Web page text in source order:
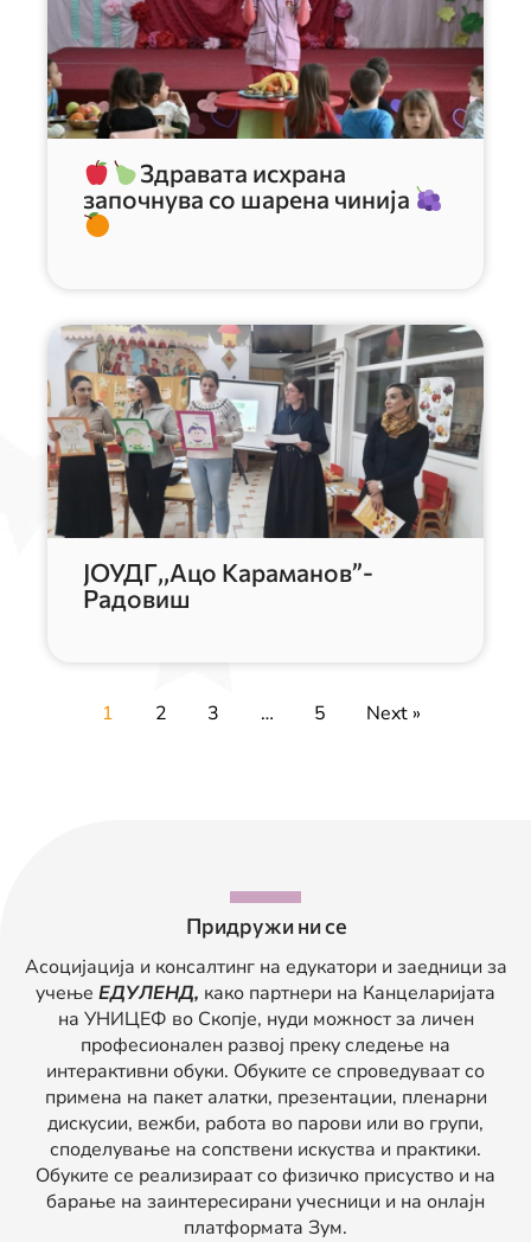
Здравата исхрана
започнува со шарена чинија
ЈОУДГ,,Ацо Караманов”-
Радовиш
1 2 3 … 5 Next »
Придружи ни се
Асоцијација и консалтинг на едукатори и заедници за
учење ЕДУЛЕНД, како партнери на Канцеларијата
на УНИЦЕФ во Скопје, нуди можност за личен
професионален развој преку следење на
интерактивни обуки. Обуките се спроведуваат со
примена на пакет алатки, презентации, пленарни
дискусии, вежби, работа во парови или во групи,
споделување на сопствени искуства и практики.
Обуките се реализираат со физичко присуство и на
барање на заинтересирани учесници и на онлајн
платформата Зум.